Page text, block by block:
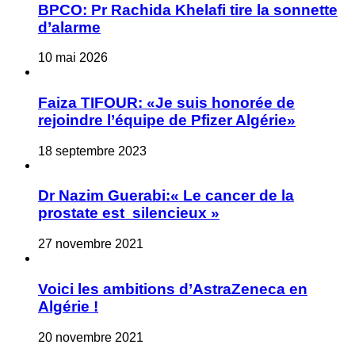
BPCO: Pr Rachida Khelafi tire la sonnette
d’alarme
10 mai 2026
Faiza TIFOUR: «Je suis honorée de
rejoindre l’équipe de Pfizer Algérie»
18 septembre 2023
Dr Nazim Guerabi:« Le cancer de la
prostate est silencieux »
27 novembre 2021
Voici les ambitions d’AstraZeneca en
Algérie !
20 novembre 2021